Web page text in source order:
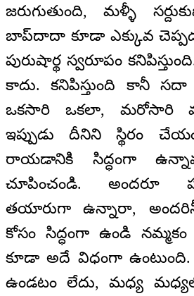
జరుగుతుంది, మళ్ళీ
బాప్‌దాదా కూడా ఎక్కువ
పురుషార్థ స్వరూపం
కాదు. కనిపిస్తుంది కానీ సదా
ఒకసారి ఒకలా, మరోసారి
ఇప్పుడు దీనిని స్థిరం
రాయడానికి సిద్ధంగా
చూపించండి. అందరూ
తయారుగా ఉన్నారా, అందరినీ
కోసం సిద్ధంగా ఉండి
కూడా అదే విధంగా
ఉండటం లేదు, మధ్య